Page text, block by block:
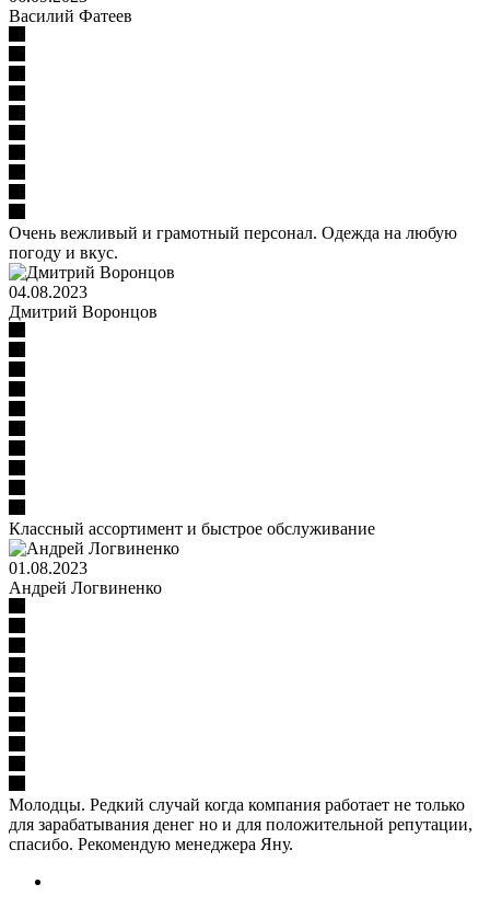
Василий Фатеев
Очень вежливый и грамотный персонал. Одежда на любую
погоду и вкус.
04.08.2023
Дмитрий Воронцов
Классный ассортимент и быстрое обслуживание
01.08.2023
Андрей Логвиненко
Молодцы. Редкий случай когда компания работает не только
для зарабатывания денег но и для положительной репутации,
спасибо. Рекомендую менеджера Яну.